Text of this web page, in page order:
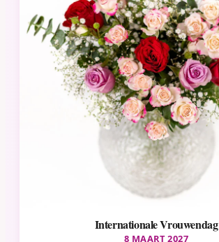
Internationale Vrouwendag
8 MAART 2027